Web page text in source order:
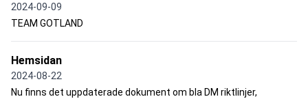
2024-09-09
TEAM GOTLAND
Hemsidan
2024-08-22
Nu finns det uppdaterade dokument om bla DM riktlinjer,